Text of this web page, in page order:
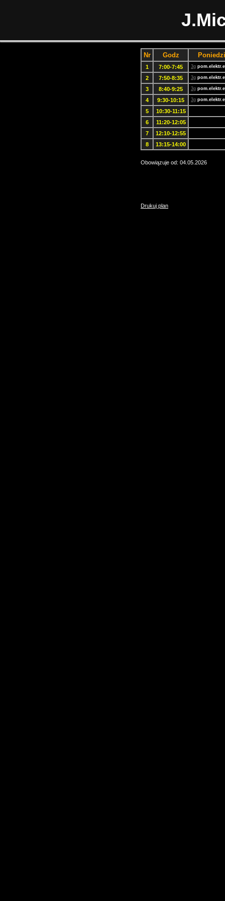
Nr Godz
1 7:00-7:45 3g
2 7:50-8:35 3g
3 8:40-9:25 3g
4 9:30-10:15 3g
5
10:30-11:15
6
11:20-12:05
7
12:10-12:55
8
13:15-14:00
Obowiązuje od: 04.05.2026
Drukuj plan